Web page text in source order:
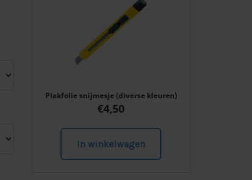
Plakfolie snijmesje (diverse kleuren)
€4,50
In winkelwagen